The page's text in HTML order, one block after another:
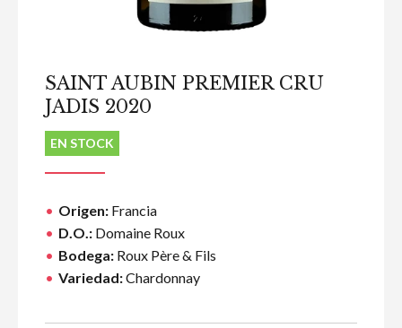
SAINT AUBIN PREMIER CRU
JADIS 2020
EN STOCK
Origen: Francia
D.O.: Domaine Roux
Bodega: Roux Père & Fils
Variedad:Chardonnay